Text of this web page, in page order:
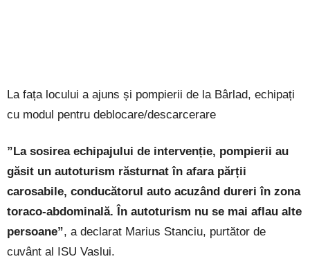
La fața locului a ajuns și pompierii de la Bârlad, echipați
cu modul pentru deblocare/descarcerare
”La sosirea echipajului de intervenție, pompierii au
găsit un autoturism răsturnat în afara părții
carosabile, conducătorul auto acuzând dureri în zona
toraco-abdominală. În autoturism nu se mai aflau alte
persoane”, a declarat Marius Stanciu, purtător de
cuvânt al ISU Vaslui.